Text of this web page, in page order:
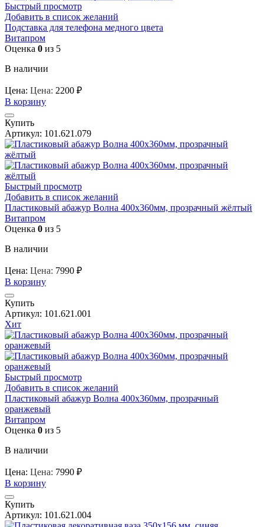
Быстрый просмотр
Добавить в список желаний
Подставка для телефона медного цвета
Витапром
Оценка 0 из 5
В наличии
Цена: Цена: 2200 ₽
В корзину
Купить
Артикул: 101.621.079
Быстрый просмотр
Добавить в список желаний
Пластиковый абажур Волна 400х360мм, прозрачный жёлтый
Витапром
Оценка 0 из 5
В наличии
Цена: Цена: 7990 ₽
В корзину
Купить
Артикул: 101.621.001
Хит
Быстрый просмотр
Добавить в список желаний
Пластиковый абажур Волна 400х360мм, прозрачный
оранжевый
Витапром
Оценка 0 из 5
В наличии
Цена: Цена: 7990 ₽
В корзину
Купить
Артикул: 101.621.004